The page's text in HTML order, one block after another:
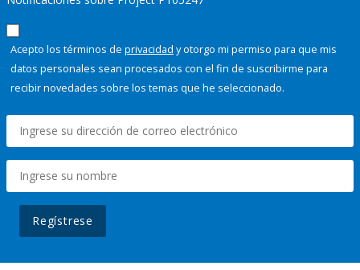
Acepto los términos de privacidad y otorgo mi permiso para que mis
datos personales sean procesados con el fin de suscribirme para
recibir novedades sobre los temas que he seleccionado.
Regístrese